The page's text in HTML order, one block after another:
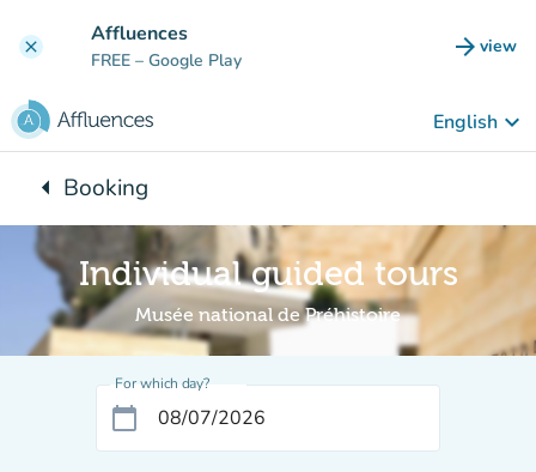
clear Affluences
FREE – Google Play arrow_forward view
(new
English keyboard_arrow_down
arrow_leftBack to:
Booking
Individual guided tours
Musée national de Préhistoire
For which day?
calendar_today